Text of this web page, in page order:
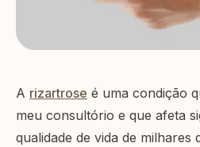
A rizartrose é uma condição
meu consultório e que afeta
qualidade de vida de milhares